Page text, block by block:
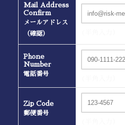
Mail Address
Confirm
メールアドレス
（確認）
Phone
Number
電話番号
Zip Code
郵便番号